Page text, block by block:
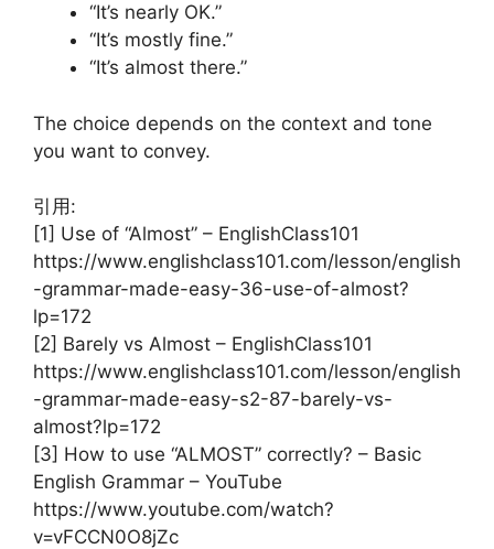
“It’s nearly OK.”
“It’s mostly fine.”
“It’s almost there.”
The choice depends on the context and tone
you want to convey.
引用:
[1] Use of “Almost” – EnglishClass101
https://www.englishclass101.com/lesson/english
-grammar-made-easy-36-use-of-almost?
lp=172
[2] Barely vs Almost – EnglishClass101
https://www.englishclass101.com/lesson/english
-grammar-made-easy-s2-87-barely-vs-
almost?lp=172
[3] How to use “ALMOST” correctly? – Basic
English Grammar – YouTube
https://www.youtube.com/watch?
v=vFCCN0O8jZc